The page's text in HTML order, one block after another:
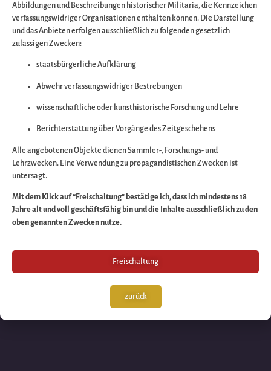
Entschuldigen Sie
bitte die
Wir arbeiten an
großartigen Sache
schauen Sie bald
wieder vorbei!
Abbildungen und Beschreibungen historischer Militaria, die Kennzeichen
verfassungswidriger Organisationen enthalten können. Die Darstellung
und das Anbieten erfolgen ausschließlich zu folgenden gesetzlich
zulässigen Zwecken:
staatsbürgerliche Aufklärung
Abwehr verfassungswidriger Bestrebungen
wissenschaftliche oder kunsthistorische Forschung und Lehre
Berichterstattung über Vorgänge des Zeitgeschehens
Alle angebotenen Objekte dienen Sammler-, Forschungs- und
Lehrzwecken. Eine Verwendung zu propagandistischen Zwecken ist
untersagt.
Mit dem Klick auf “Freischaltung” bestätige ich, dass ich mindestens 18
Jahre alt und voll geschäftsfähig bin und die Inhalte ausschließlich zu den
oben genannten Zwecken nutze.
Freischaltung
zurück